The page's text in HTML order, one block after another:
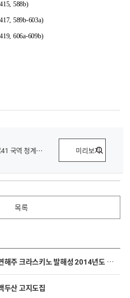
588b)
589b-603a)
606a-609b)
청계중일한관계사료 3.pdf 미리보기
목록
해주 크라스키노 발해성 2014년도 발굴조사
두산 고지도집